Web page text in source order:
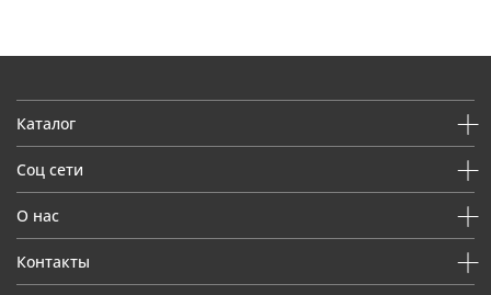
Каталог
Соц сети
О нас
Контакты